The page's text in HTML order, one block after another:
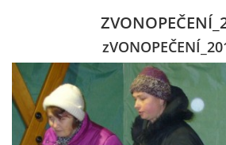
PRAVIDELNÉ AKCE
KONTAKT